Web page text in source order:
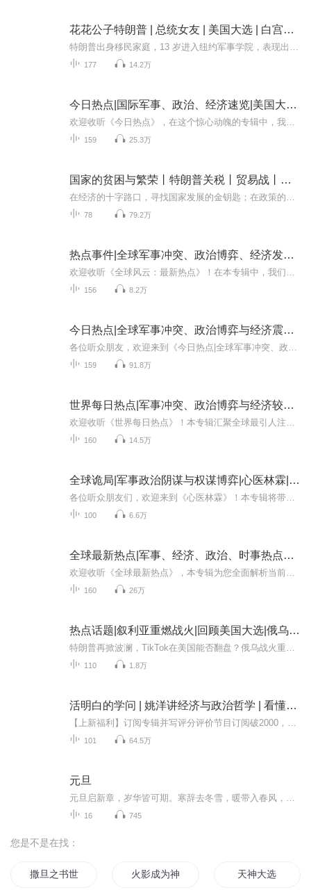
花花公子特朗普 | 总统女友 | 美国大选 | 白宫秘闻 | 商业大亨
177 14.2万
今日热点|国际军事、政治、经济速览|美国大选|金融贸易中美博弈|中东冲突|伊朗以色列
159 25.3万
国家的贫困与繁荣丨特朗普关税丨贸易战丨各国兴衰故事丨美国大选丨日本经济丨特朗普丨经济学原理
78 79.2万
热点事件|全球军事冲突、政治博弈、经济发展大放送|美国大选|巴以冲突|中东战争|中美博弈
156 8.2万
今日热点|全球军事冲突、政治博弈与经济震荡|大国博弈与地缘裂变|美国大选特朗普能否获胜
159 91.8万
世界每日热点|军事冲突、政治博弈与经济较量|巴以局势|俄乌战争|朝鲜半岛危机|美国大选快报
160 14.5万
全球诡局|军事政治阴谋与权谋博弈|心医林霖|美国大选|朝鲜半岛局势|俄乌巴以冲突|日本核废水经济
100 6.6万
全球最新热点|军事、经济、政治、时事热点新闻|美国大选|俄乌巴以冲突|东南亚|朝鲜半岛局势
160 26万
热点话题|叙利亚重燃战火|回顾美国大选|俄乌最新进展|世界金融、政治、大国博弈|新闻十分钟
110 1.8万
活明白的学问 | 姚洋讲经济与政治哲学 | 看懂美国大选的底层逻辑 | 讲好中国故事
101 64.5万
元旦
16 745
您是不是在找：
撒旦之书世界末日 火影成为神选中的男人 天神大选